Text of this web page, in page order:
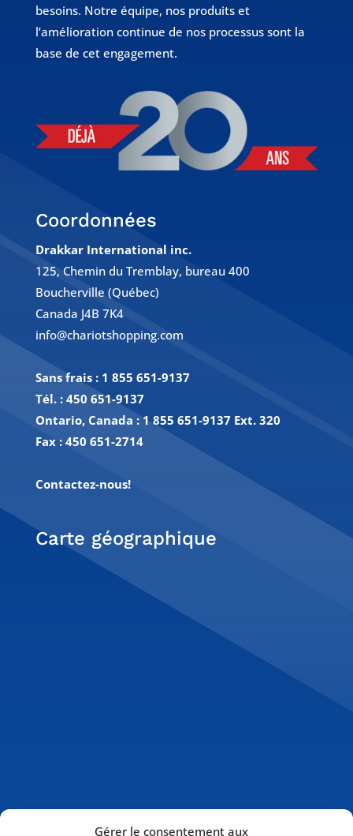
Gérer le consentement aux
besoins. Notre équipe, nos produits et
l’amélioration continue de nos processus sont la
base de cet engagement.
Coordonnées
Drakkar International inc.
125, Chemin du Tremblay, bureau 400
Boucherville (Québec)
Canada J4B 7K4
info@chariotshopping.com
Sans frais : 1 855 651-9137
Tél. : 450 651-9137
Ontario, Canada : 1 855 651-9137 Ext. 320
Fax : 450 651-2714
Contactez-nous!
Carte géographique